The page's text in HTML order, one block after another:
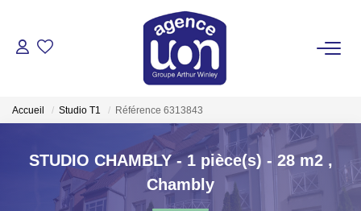
ACHETER
LOUER
GÉRER
Accueil Studio T1 Référence 6313843
STUDIO CHAMBLY - 1 pièce(s) - 28 m2 ,
Chambly